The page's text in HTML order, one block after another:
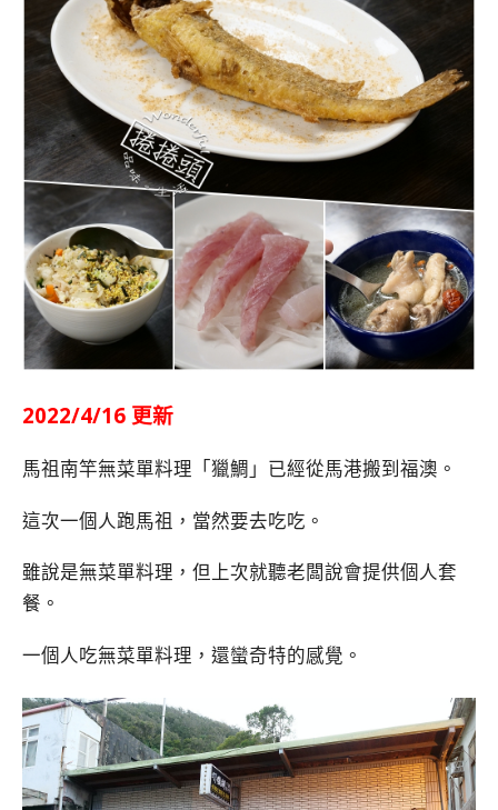
2022/4/16 更新
馬祖南竿無菜單料理「獵鯛」已經從馬港搬到福澳。
這次一個人跑馬祖，當然要去吃吃。
雖說是無菜單料理，但上次就聽老闆說會提供個人套
餐。
一個人吃無菜單料理，還蠻奇特的感覺。